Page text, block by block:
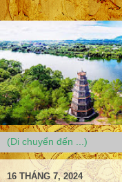
16 THÁNG 7, 2024